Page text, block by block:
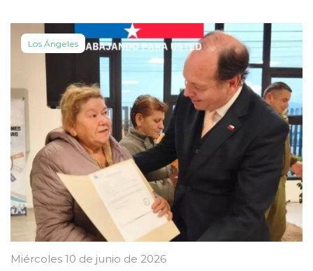
Los Ángeles
Miércoles 10 de junio de 2026